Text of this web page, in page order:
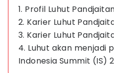
1. Profil Luhut
2. Karier Luhut
3. Karier Luhut
4. Luhut akan menjadi
Indonesia Summit (IS)